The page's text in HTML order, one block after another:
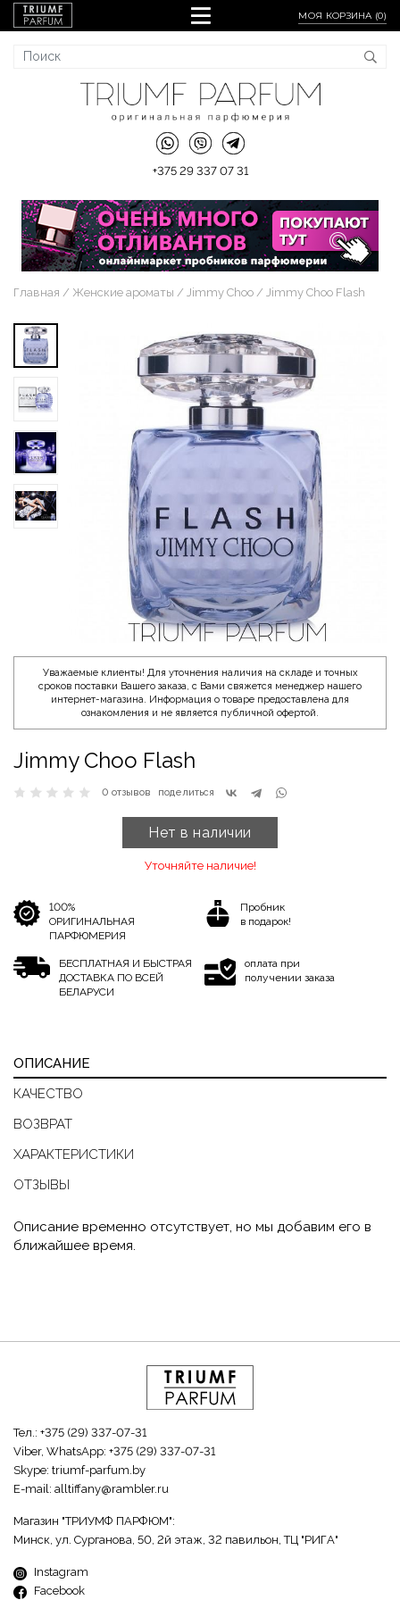
МОЯ КОРЗИНА (0)
+375 29 337 07 31
Главная Женские ароматы Jimmy Choo Jimmy Choo Flash
Уважаемые клиенты! Для уточнения наличия на складе и точных
сроков поставки Вашего заказа, с Вами свяжется менеджер нашего
интернет-магазина. Информация о товаре предоставлена для
ознакомления и не является публичной офертой.
Jimmy Choo Flash
0 отзывов поделиться
Нет в наличии
Уточняйте наличие!
100%
ОРИГИНАЛЬНАЯ
ПАРФЮМЕРИЯ
Пробник
в подарок!
БЕСПЛАТНАЯ И БЫСТРАЯ
ДОСТАВКА ПО ВСЕЙ
БЕЛАРУСИ
оплата при
получении заказа
ОПИСАНИЕ
КАЧЕСТВО
ВОЗВРАТ
ХАРАКТЕРИСТИКИ
ОТЗЫВЫ
Описание временно отсутствует, но мы добавим его в
ближайшее время.
Тел.: +375 (29) 337-07-31
Viber, WhatsApp: +375 (29) 337-07-31
Skype: triumf-parfum.by
E-mail: alltiffany@rambler.ru
Магазин "ТРИУМФ ПАРФЮМ":
Минск, ул. Сурганова, 50, 2й этаж, 32 павильон, ТЦ "РИГА"
Instagram
Facebook